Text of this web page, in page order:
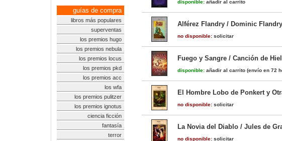
guías de compra
libros más populares
superventas
los premios hugo
los premios nebula
los premios locus
los premios pkd
los premios acc
los wfa
los premios pulitzer
los premios ignotus
ciencia ficción
fantasía
terror
disponible: añadir al carrito
Alférez Flandry / Dominic
no disponible: solicitar
Fuego y Sangre / Canción de
disponible: añadir al carrito (envío en 72
El Hombre Lobo de Ponkert y
no disponible: solicitar
La Novia del Diablo / Jules de
no disponible: solicitar